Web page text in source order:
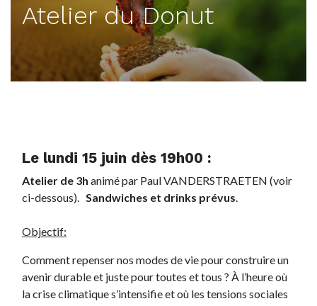
Atelier du Donut
Le lundi 15 juin dès 19h00 :
Atelier de 3h animé par Paul VANDERSTRAETEN (voir
ci-dessous). Sandwiches et drinks prévus.
Objectif:
Comment repenser nos modes de vie pour construire un
avenir durable et juste pour toutes et tous ? À l’heure où
la crise climatique s’intensifie et où les tensions sociales